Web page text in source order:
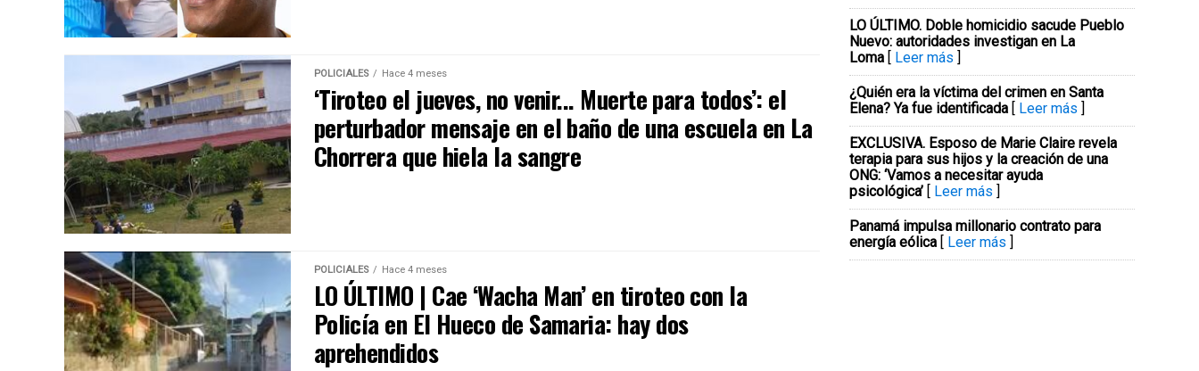
POLICIALES Hace 4 meses
‘Tiroteo el jueves, no venir... Muerte para todos’: el
perturbador mensaje en el baño de una escuela en La
Chorrera que hiela la sangre
POLICIALES Hace 4 meses
LO ÚLTIMO | Cae ‘Wacha Man’ en tiroteo con la
Policía en El Hueco de Samaria: hay dos
aprehendidos
LO ÚLTIMO. Doble homicidio sacude Pueblo
Nuevo: autoridades investigan en La
Loma [ Leer más ]
¿Quién era la víctima del crimen en Santa
Elena? Ya fue identificada [ Leer más ]
EXCLUSIVA. Esposo de Marie Claire revela
terapia para sus hijos y la creación de una
ONG: ‘Vamos a necesitar ayuda
psicológica’ [ Leer más ]
Panamá impulsa millonario contrato para
energía eólica [ Leer más ]